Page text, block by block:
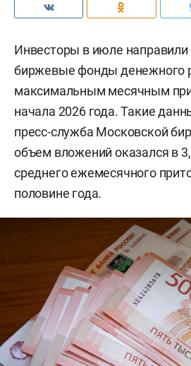
Инвесторы в июле направили
биржевые фонды денежного
максимальным месячным
начала 2026 года. Такие
пресс-служба Московской
объем вложений оказался в
среднего ежемесячного
половине года.